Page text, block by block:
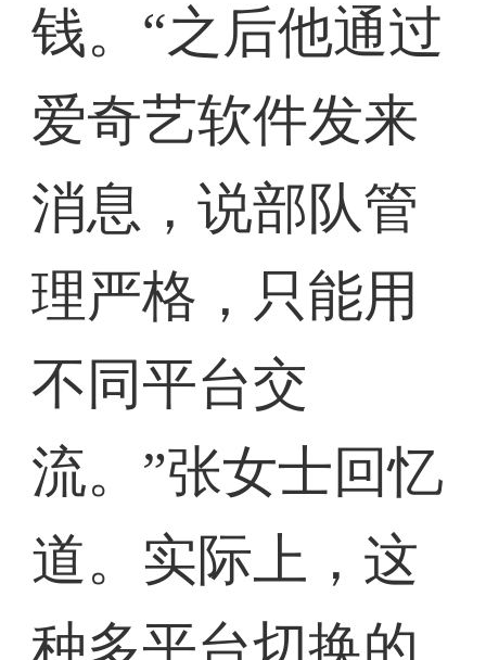
钱。“之后他通过
爱奇艺软件发来
消息，说部队管
理严格，只能用
不同平台交
流。”张女士回忆
道。实际上，这